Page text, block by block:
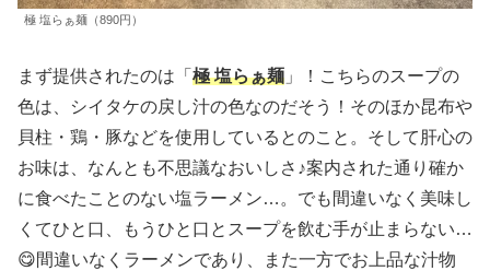
極 塩らぁ麺（890円）
まず提供されたのは「 極 塩らぁ麺 」！こちらのスープの
色は、シイタケの戻し汁の色なのだそう！そのほか昆布や
貝柱・鶏・豚などを使用しているとのこと。そして肝心の
お味は、なんとも不思議なおいしさ♪案内された通り確か
に食べたことのない塩ラーメン…。でも間違いなく美味し
くてひと口、もうひと口とスープを飲む手が止まらない…
😋間違いなくラーメンであり、また一方でお上品な汁物